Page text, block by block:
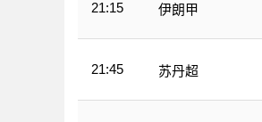
21:15 伊朗甲
21:45 苏丹超